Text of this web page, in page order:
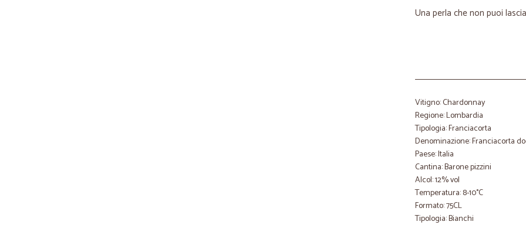
Una perla che non puoi
Vitigno: Chardonnay
Regione: Lombardia
Tipologia: Franciacorta
Denominazione: Franciacorta
Paese: Italia
Cantina: Barone pizzini
Alcol: 12% vol
Temperatura: 8-10°C
Formato: 75CL
Tipologia: Bianchi